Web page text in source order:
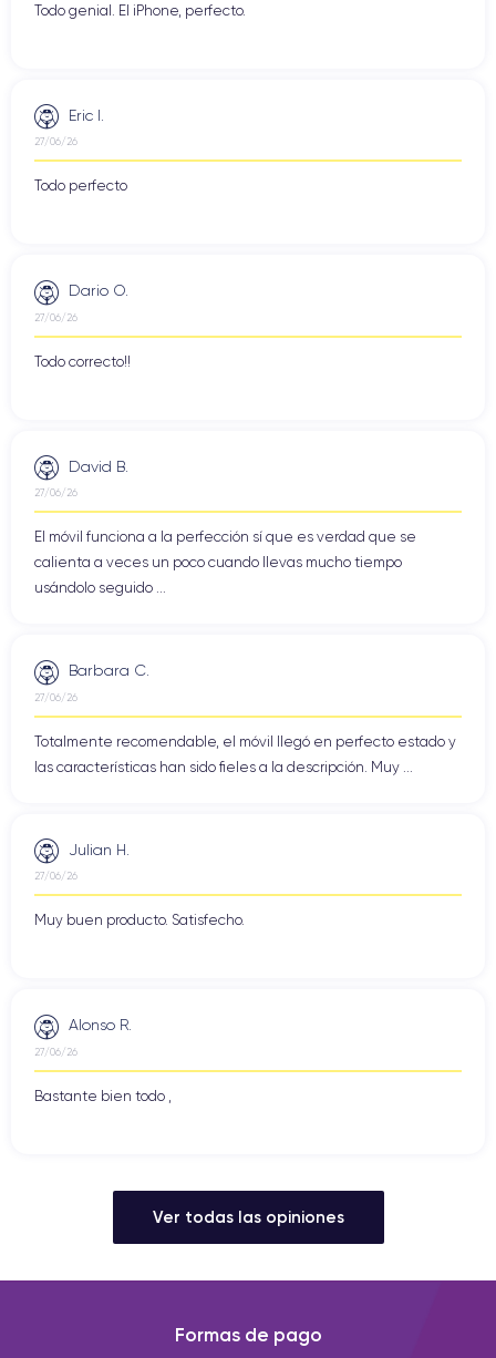
Todo genial. El iPhone, perfecto.
Eric I.
27/06/26
Todo perfecto
Dario O.
27/06/26
Todo correcto!!
David B.
27/06/26
El móvil funciona a la perfección sí que es verdad que se
calienta a veces un poco cuando llevas mucho tiempo
usándolo seguido ...
Barbara C.
27/06/26
Totalmente recomendable, el móvil llegó en perfecto estado y
las características han sido fieles a la descripción. Muy ...
Julian H.
27/06/26
Muy buen producto. Satisfecho.
Alonso R.
27/06/26
Bastante bien todo ,
Ver todas las opiniones
Formas de pago